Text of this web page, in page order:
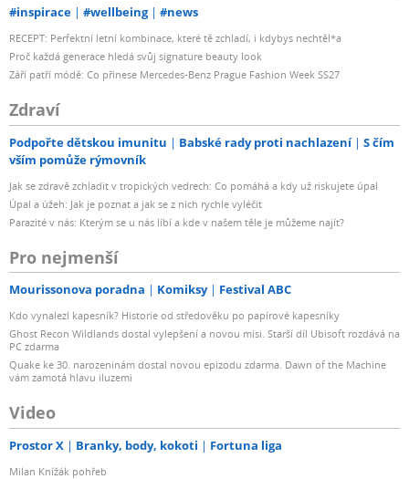
#inspirace #wellbeing #news
RECEPT: Perfektní letní kombinace, které tě zchladí, i kdybys nechtěl*a
Proč každá generace hledá svůj signature beauty look
Září patří módě: Co přinese Mercedes-Benz Prague Fashion Week SS27
Zdraví
Podpořte dětskou imunitu Babské rady proti nachlazení
S čím
vším pomůže rýmovník
Jak se zdravě zchladit v tropických vedrech: Co pomáhá a kdy už riskujete úpal
Úpal a úžeh: Jak je poznat a jak se z nich rychle vyléčit
Parazité v nás: Kterým se u nás líbí a kde v našem těle je můžeme najít?
Pro nejmenší
Mourissonova poradna Komiksy Festival ABC
Kdo vynalezl kapesník? Historie od středověku po papírové kapesníky
Ghost Recon Wildlands dostal vylepšení a novou misi. Starší díl Ubisoft rozdává na
PC zdarma
Quake ke 30. narozeninám dostal novou epizodu zdarma. Dawn of the Machine
vám zamotá hlavu iluzemi
Video
Prostor X Branky, body, kokoti Fortuna liga
Milan Knížák pohřeb